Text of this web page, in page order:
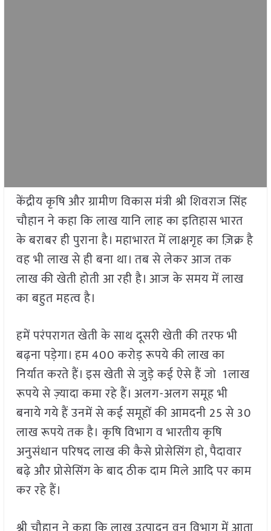
केंद्रीय कृषि और ग्रामीण विकास मंत्री श्री शिवराज सिंह
चौहान ने कहा कि लाख यानि लाह का इतिहास भारत
के बराबर ही पुराना है। महाभारत में लाक्षगृह का ज़िक्र है
वह भी लाख से ही बना था। तब से लेकर आज तक
लाख की खेती होती आ रही है। आज के समय में लाख
का बहुत महत्व है।
हमें परंपरागत खेती के साथ दूसरी खेती की तरफ भी
बढ़ना पड़ेगा। हम 400 करोड़ रूपये की लाख का
निर्यात करते हैं। इस खेती से जुड़े कई ऐसे हैं जो 1लाख
रूपये से ज़्यादा कमा रहे हैं। अलग-अलग समूह भी
बनाये गये हैं उनमें से कई समूहों की आमदनी 25 से 30
लाख रूपये तक है। कृषि विभाग व भारतीय कृषि
अनुसंधान परिषद लाख की कैसे प्रोसेसिंग हो, पैदावार
बढ़े और प्रोसेसिंग के बाद ठीक दाम मिले आदि पर काम
कर रहे हैं।